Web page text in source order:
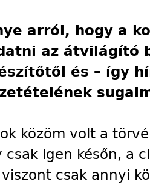
arról, hogy a
az átvilágító
és – így
közöm volt a
igen későn, a
csak annyi